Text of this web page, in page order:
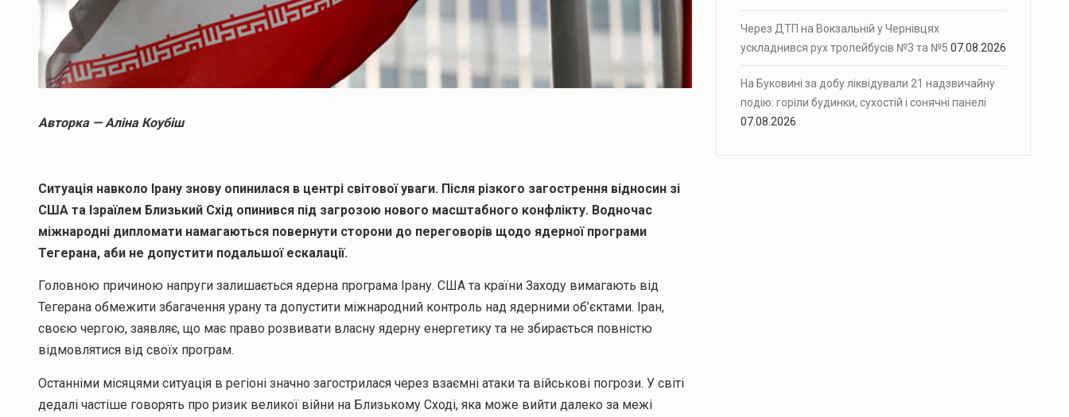
Авторка — Аліна Коубіш
Ситуація навколо Ірану знову опинилася в центрі світової уваги. Після різкого загострення відносин зі
США та Ізраїлем Близький Схід опинився під загрозою нового масштабного конфлікту. Водночас
міжнародні дипломати намагаються повернути сторони до переговорів щодо ядерної програми
Тегерана, аби не допустити подальшої ескалації.
Головною причиною напруги залишається ядерна програма Ірану. США та країни Заходу вимагають від
Тегерана обмежити збагачення урану та допустити міжнародний контроль над ядерними об’єктами. Іран,
своєю чергою, заявляє, що має право розвивати власну ядерну енергетику та не збирається повністю
відмовлятися від своїх програм.
Останніми місяцями ситуація в регіоні значно загострилася через взаємні атаки та військові погрози. У світі
дедалі частіше говорять про ризик великої війни на Близькому Сході, яка може вийти далеко за межі
Через ДТП на Вокзальній у Чернівцях
ускладнився рух тролейбусів №3 та №5 07.08.2026
На Буковині за добу ліквідували 21 надзвичайну
подію: горіли будинки, сухостій і сонячні панелі
07.08.2026